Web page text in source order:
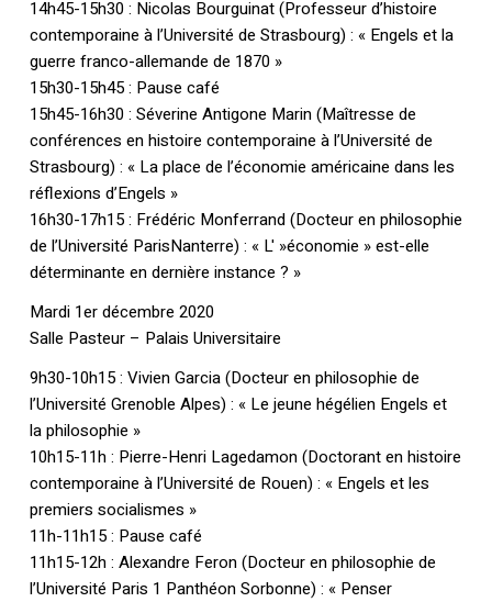
14h45-15h30 : Nicolas Bourguinat (Professeur d’histoire
contemporaine à l’Université de Strasbourg) : « Engels et la
guerre franco-allemande de 1870 »
15h30-15h45 : Pause café
15h45-16h30 : Séverine Antigone Marin (Maîtresse de
conférences en histoire contemporaine à l’Université de
Strasbourg) : « La place de l’économie américaine dans les
réflexions d’Engels »
16h30-17h15 : Frédéric Monferrand (Docteur en philosophie
de l’Université ParisNanterre) : « L' »économie » est-elle
déterminante en dernière instance ? »
Mardi 1er décembre 2020
Salle Pasteur – Palais Universitaire
9h30-10h15 : Vivien Garcia (Docteur en philosophie de
l’Université Grenoble Alpes) : « Le jeune hégélien Engels et
la philosophie »
10h15-11h : Pierre-Henri Lagedamon (Doctorant en histoire
contemporaine à l’Université de Rouen) : « Engels et les
premiers socialismes »
11h-11h15 : Pause café
11h15-12h : Alexandre Feron (Docteur en philosophie de
l’Université Paris 1 Panthéon Sorbonne) : « Penser